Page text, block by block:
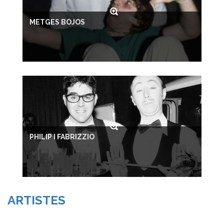
METGES BOJOS
PHILIP I FABRIZZIO
ARTISTES